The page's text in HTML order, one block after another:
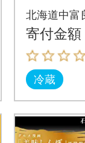
選ミニ
るBOX
北海道中富
寄付金額
冷蔵